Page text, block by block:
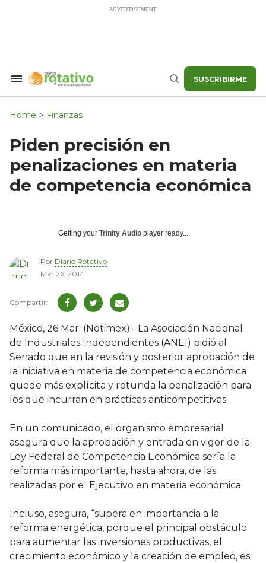
Search
Navigation
Buscar SUSCRIBIRME
Home > Finanzas
Piden precisión en
penalizaciones en materia
de competencia económica
Getting your Trinity Audio player ready...
Por Diario Rotativo
Mar 26, 2014
México, 26 Mar. (Notimex).- La Asociación Nacional
de Industriales Independientes (ANEI) pidió al
Senado que en la revisión y posterior aprobación de
la iniciativa en materia de competencia económica
quede más explícita y rotunda la penalización para
los que incurran en prácticas anticompetitivas.
En un comunicado, el organismo empresarial
asegura que la aprobación y entrada en vigor de la
Ley Federal de Competencia Económica sería la
reforma más importante, hasta ahora, de las
realizadas por el Ejecutivo en materia económica.
Incluso, asegura, “supera en importancia a la
reforma energética, porque el principal obstáculo
para aumentar las inversiones productivas, el
crecimiento económico y la creación de empleo, es